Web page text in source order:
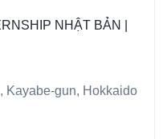
NHẬT BẢN |
Kayabe-gun, Hokkaido